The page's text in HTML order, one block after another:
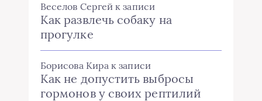
Веселов Сергей к записи
Как развлечь собаку на
прогулке
Борисова Кира к записи
Как не допустить выбросы
гормонов у своих рептилий